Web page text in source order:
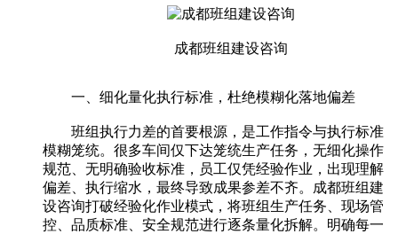
成都班组建设咨询
一、细化量化执行标准，杜绝模糊化落地偏差
班组执行力差的首要根源，是工作指令与执行标准
模糊笼统。很多车间仅下达笼统生产任务，无细化操作
规范、无明确验收标准，员工仅凭经验作业，出现理解
偏差、执行缩水，最终导致成果参差不齐。成都班组建
设咨询打破经验化作业模式，将班组生产任务、现场管
控、品质标准、安全规范进行逐条量化拆解。明确每一